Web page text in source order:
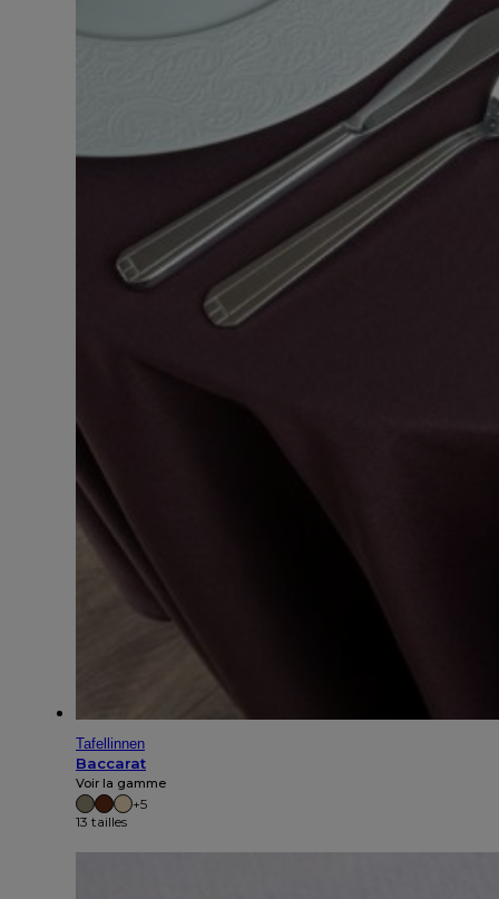
Tafellinnen
Baccarat
Voir la gamme
+5
13 tailles